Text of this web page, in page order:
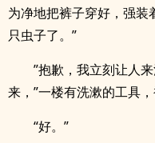
为净地把裤子穿好，强装
只虫子了。”
”抱歉，我立刻让人
来，”一楼有洗漱的工具
“好。”